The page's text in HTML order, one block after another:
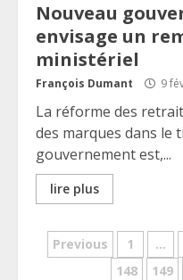
Nouveau
envisage un
ministériel
François Dumant 9
La réforme des
des marques dans le
gouvernement est,...
lire plus
Pagination
Previous 1 …
148
149